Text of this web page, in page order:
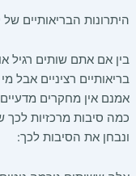
היתרונות הבריאותיים
בין אם אתם שותים רגיל
בריאותיים רציניים אבל
אמנם אין מחקרים
כמה סיבות מרכזיות לכך
ונבחן את הסיבות לכך: